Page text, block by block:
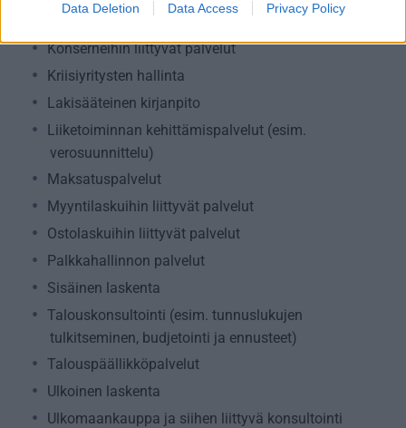
Data Deletion Data Access Privacy Policy
Kansainvälistymispalvelut
Konserneihin liittyvät palvelut
Kriisiyritysten hallinta
Lakisääteinen kirjanpito
Liiketoiminnan kehittämispalvelut (esim.
verosuunnittelu)
Maksatuspalvelut
Myyntilaskuihin liittyvät palvelut
Ostolaskuihin liittyvät palvelut
Palkkahallinnon palvelut
Sisäinen laskenta
Talouskonsultointi (esim. tunnuslukujen
tulkitseminen, budjetointi ja ennusteet)
Talouspäällikköpalvelut
Ulkoinen laskenta
Ulkomaankauppa ja siihen liittyvä konsultointi